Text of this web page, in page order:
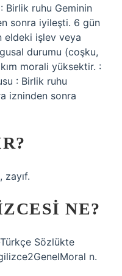
Birlik ruhu Geminin
sonra iyileşti. 6 gün
eldeki işlev veya
durumu (coşku,
morali yüksektir. :
: Birlik ruhu
izninden sonra
zayıf.
NE?
Sözlükte
n.